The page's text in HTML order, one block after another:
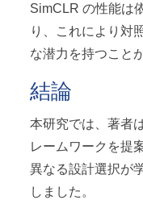
SimCLR の性能は
り、これにより対
な潜力を持つこと
結論
本研究では、著者
レームワークを提
異なる設計選択が
しました。